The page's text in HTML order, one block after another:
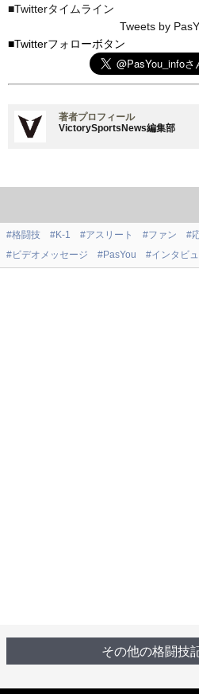
■Twitterタイムライン
Tweets by
■Twitterフォローボタン
著者プロフィール
VictorySportsNews編集部
#格闘技 #K-1 #アスリート #ファン #
#ビデオメッセージ
#PasYou #インタビ
その他の格闘技